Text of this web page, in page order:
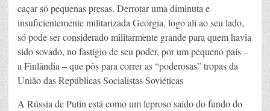
caçar só pequenas presas. Derrotar uma diminuta e
insuficientemente militarizada Geórgia, logo ali ao seu lado,
só pode ser considerado militarmente grande para quem havia
sido sovado, no fastígio de seu poder, por um pequeno país –
a Finlândia – que pôs para correr as “poderosas” tropas da
União das Repúblicas Socialistas Soviéticas
A Rússia de Putin está como um leproso saído do fundo do